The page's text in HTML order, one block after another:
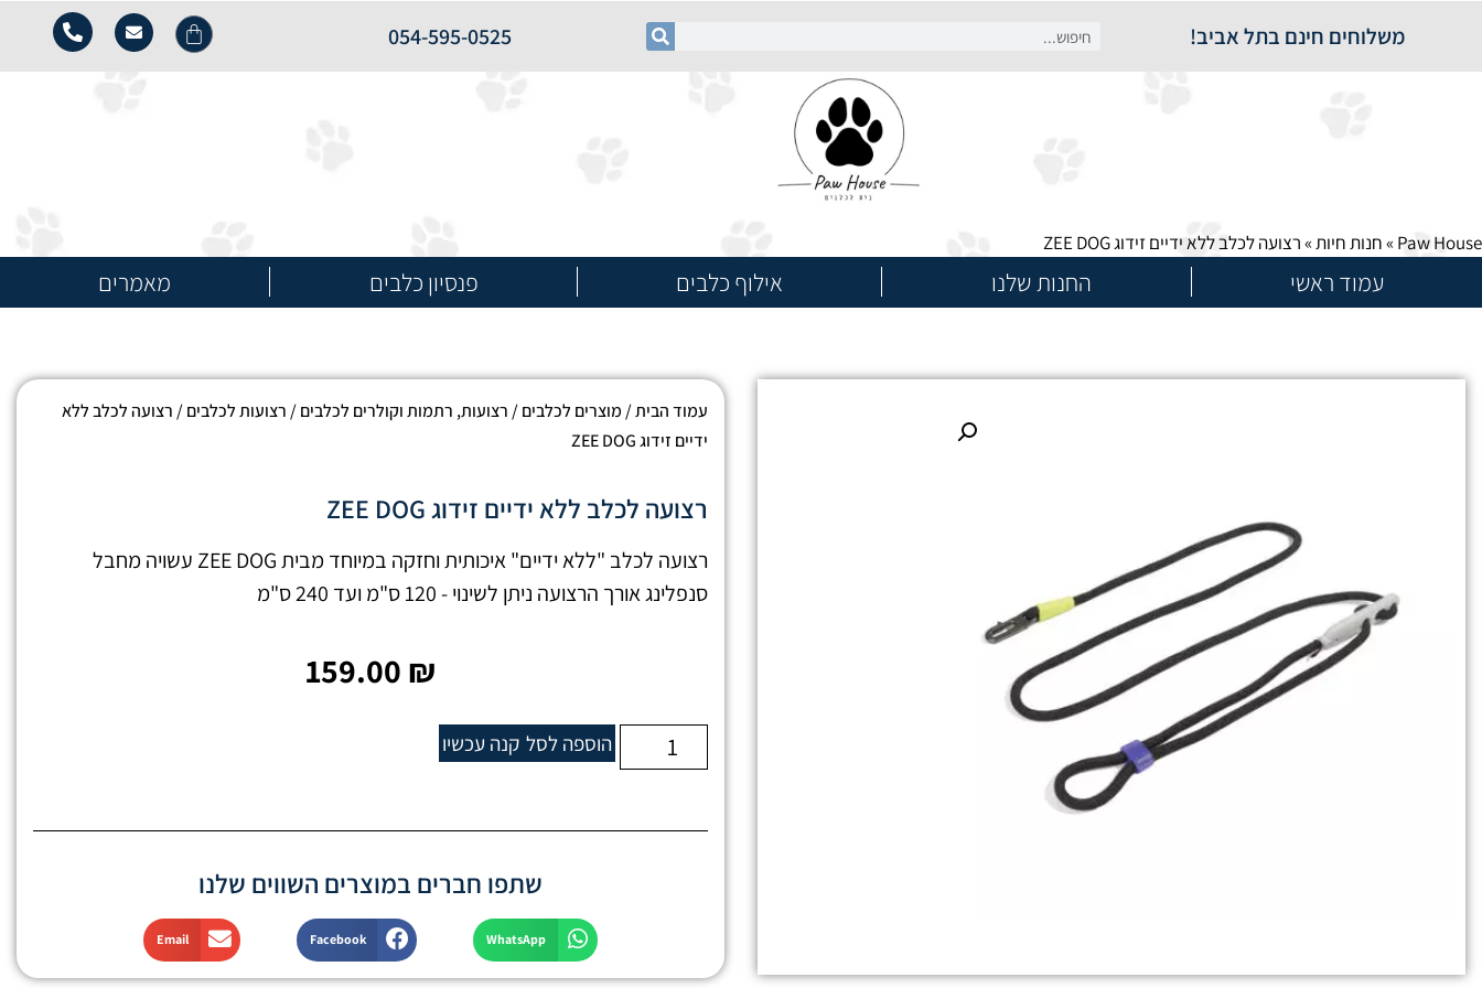
משלוחים חינם בתל אביב! 054-595-0525
Paw House
»חנות חיות»רצועה לכלב ללא ידיים זידוג ZEE DOG
עמוד ראשי החנות שלנו אילוף כלבים פנסיון כלבים מאמרים
עמוד הבית/ מוצרים לכלבים/ רצועות, רתמות וקולרים לכלבים/ רצועות לכלבים/ רצועה לכלב ללא
ידיים זידוג ZEE DOG
רצועה לכלב ללא ידיים זידוג ZEE DOG
רצועה לכלב "ללא ידיים" איכותית וחזקה במיוחד מבית ZEE DOG עשויה מחבל
סנפלינג אורך הרצועה ניתן לשינוי - 120 ס"מ ועד 240 ס"מ
159.00 ₪
הוספה לסל קנה עכשיו
שתפו חברים במוצרים השווים שלנו
WhatsApp
Facebook
Email